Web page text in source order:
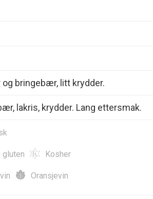
og bringebær, litt krydder.
lakris, krydder. Lang ettersmak.
gluten Kosher
Oransjevin